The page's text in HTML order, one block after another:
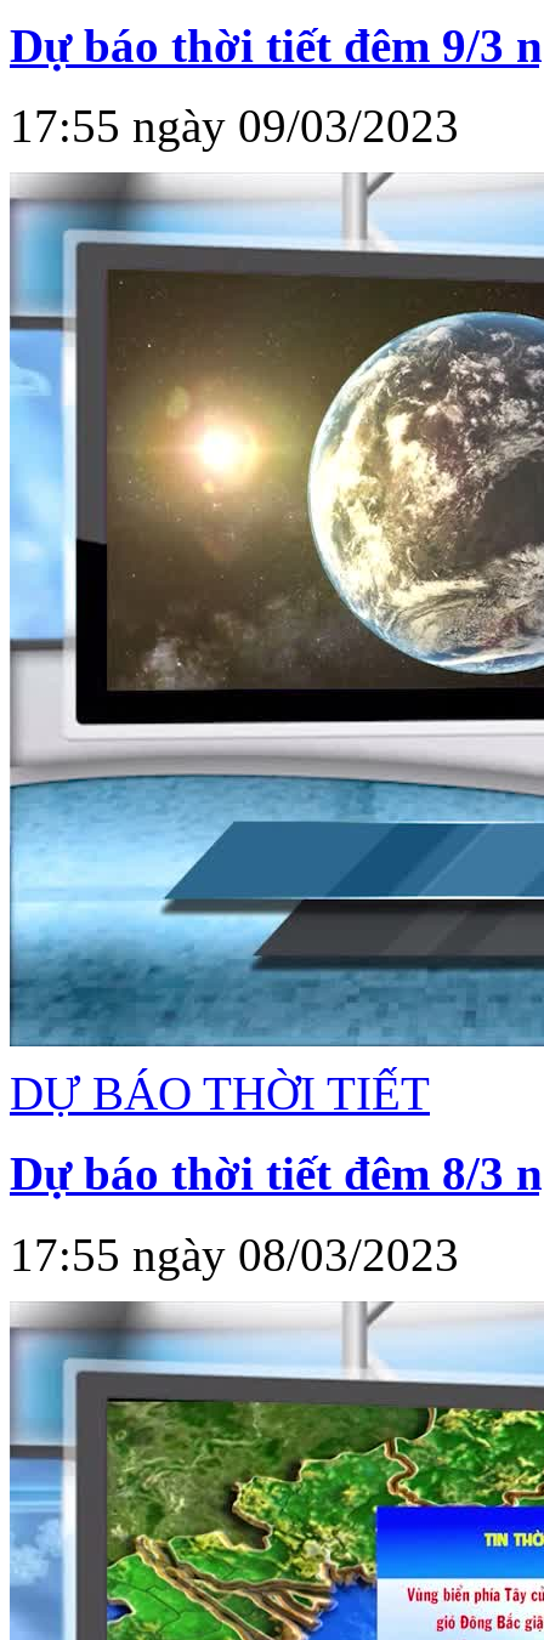
Dự báo thời tiết đêm 9/3
17:55 ngày 09/03/2023
DỰ BÁO THỜI TIẾT
Dự báo thời tiết đêm 8/3
17:55 ngày 08/03/2023